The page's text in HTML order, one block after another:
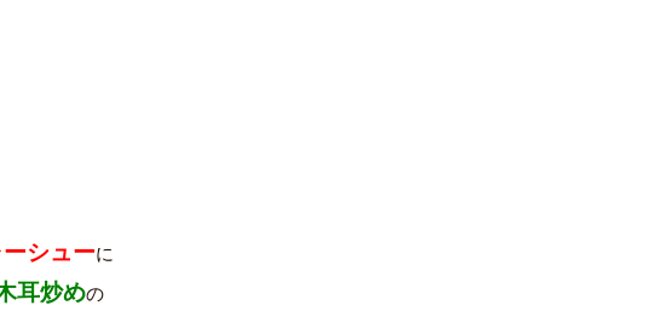
シューに
耳炒めの